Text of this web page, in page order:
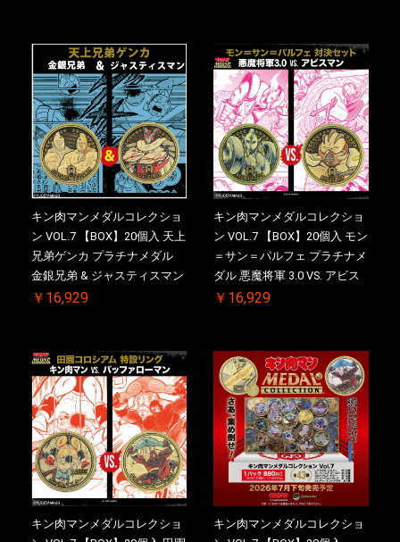
注分】2026/10/30 一斉出荷予
【二次受注分】2026/10/30 一
斉出荷予定
キン肉マンメダルコレクショ
ン VOL.7 【BOX】20個入 天上
兄弟ゲンカ プラチナメダル
金銀兄弟 & ジャスティスマン
2.0 ケース付き【初回購入特
一斉出荷予定
￥16,929
キン肉マンメダルコレクショ
ン VOL.7 【BOX】20個入 モン
＝サン＝パルフェ プラチナメ
ダル 悪魔将軍 3.0 VS. アビス
マン【初回購入特典 】
斉出荷予定
￥16,929
キン肉マンメダルコレクショ
キン肉マンメダルコレクショ